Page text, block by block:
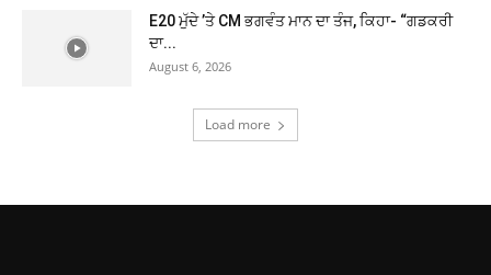
E20 ਮੁੱਦੇ ’ਤੇ CM ਭਗਵੰਤ ਮਾਨ ਦਾ ਤੰਜ, ਕਿਹਾ- “ਗਡਕਰੀ
ਦਾ...
August 6, 2026
Load more